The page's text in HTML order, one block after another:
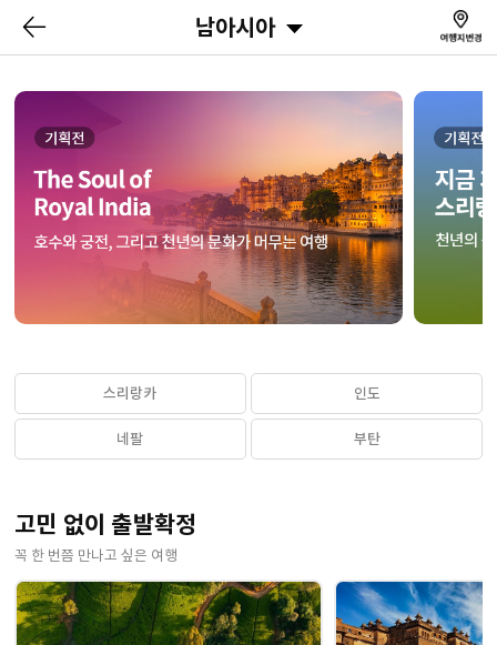
남아시아
스리랑카 인도
네팔 부탄
고민 없이 출발확정
꼭 한 번쯤 만나고 싶은 여행